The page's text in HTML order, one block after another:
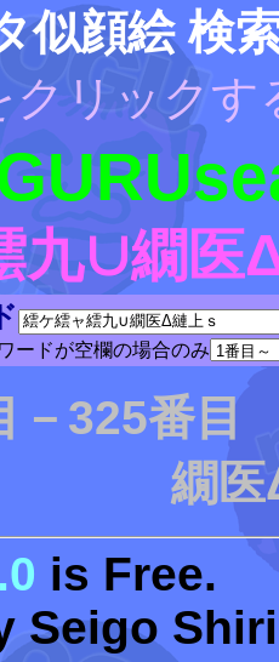
似顔絵 検
クリックす
九∪繝医
ードが空欄の場合のみ
－325番
繝
is Free.
Seigo